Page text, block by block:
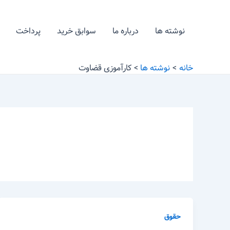
نوشته ها درباره ما سوابق خرید پرداخت
خانه نوشته ها کارآموزی قضاوت
حقوق